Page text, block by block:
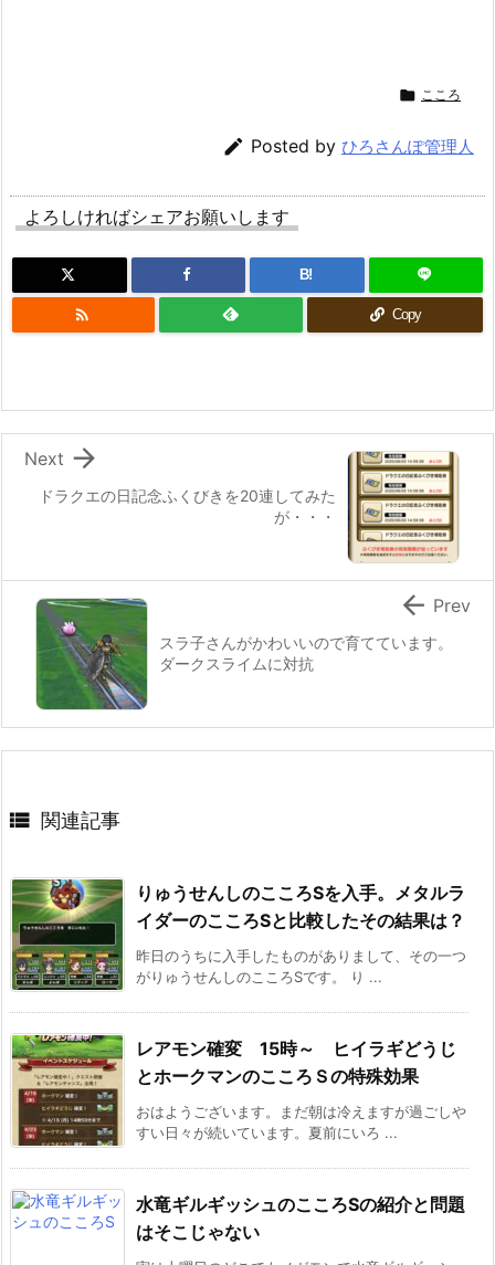
 こころ
 Posted by ひろさんぽ管理人
よろしければシェアお願いします
B!
 Copy
ドラクエの日記念ふくびきを20連してみた
が・・・

Next
スラ子さんがかわいいので育てています。
ダークスライムに対抗
 Prev
 関連記事
りゅうせんしのこころSを入手。メタルラ
イダーのこころSと比較したその結果は？
昨日のうちに入手したものがありまして、その一つ
がりゅうせんしのこころSです。 り ...
レアモン確変 15時～ ヒイラギどうじ
とホークマンのこころＳの特殊効果
おはようございます。まだ朝は冷えますが過ごしや
すい日々が続いています。夏前にいろ ...
水竜ギルギッシュのこころSの紹介と問題
はそこじゃない